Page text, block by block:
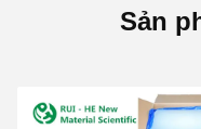
Sản